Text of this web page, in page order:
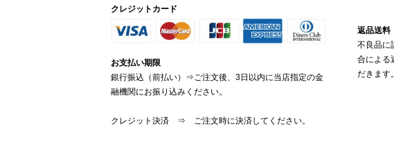
クレジットカード
お支払い期限
銀行振込（前払い）⇒ご注文後、3日以内に当店指定の金
融機関にお振り込みください。
クレジット決済 ⇒ ご注文時に決済してください。
返品送料
不良品に
合による
だきます。